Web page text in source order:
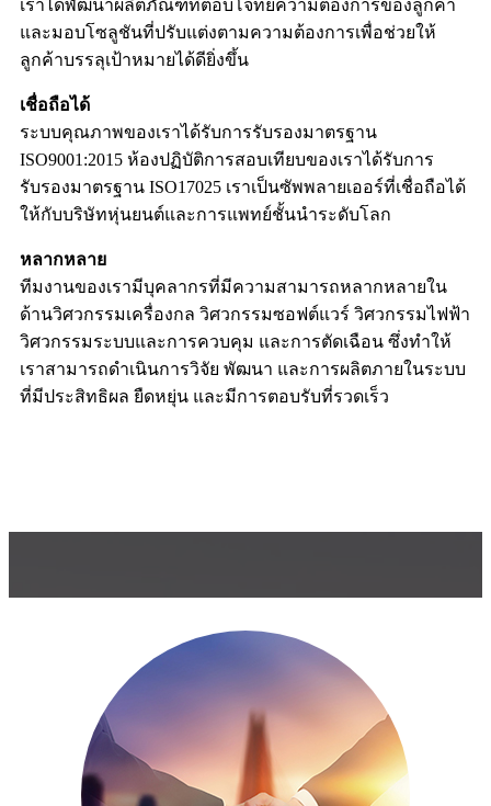
เชื่อถือได้
ระบบคุณภาพของเราได้รับการรับรองมาตรฐาน
ISO9001:2015 ห้องปฏิบัติการสอบเทียบของเราได้รับการ
รับรองมาตรฐาน ISO17025 เราเป็นซัพพลายเออร์ที่เชื่อถือได้
ให้กับบริษัทหุ่นยนต์และการแพทย์ชั้นนำระดับโลก
หลากหลาย
ทีมงานของเรามีบุคลากรที่มีความสามารถหลากหลายใน
ด้านวิศวกรรมเครื่องกล วิศวกรรมซอฟต์แวร์ วิศวกรรมไฟฟ้า
เราสามารถดำเนินการวิจัย พัฒนา และการผลิตภายในระบบ
ที่มีประสิทธิผล ยืดหยุ่น และมีการตอบรับที่รวดเร็ว